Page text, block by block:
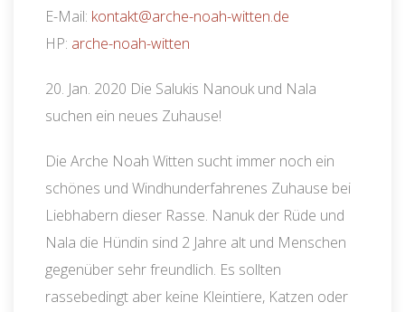
E-Mail: kontakt@arche-noah-witten.de
HP: arche-noah-witten
20. Jan. 2020 Die Salukis Nanouk und Nala
suchen ein neues Zuhause!
Die Arche Noah Witten sucht immer noch ein
schönes und Windhunderfahrenes Zuhause bei
Liebhabern dieser Rasse. Nanuk der Rüde und
Nala die Hündin sind 2 Jahre alt und Menschen
gegenüber sehr freundlich. Es sollten
rassebedingt aber keine Kleintiere, Katzen oder